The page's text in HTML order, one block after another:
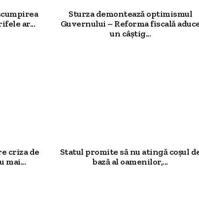
ar...
Sturza demontează optimismul
Guvernului – Reforma fiscală
un câștig...
criza de
mai...
Statul promite să nu atingă coșul
bază al oamenilor,...